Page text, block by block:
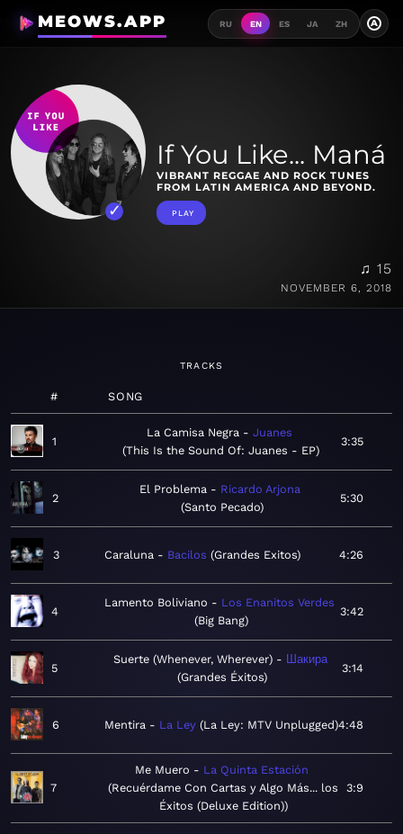
MEOWS.APP RU EN ES JA ZH A
If You Like... Maná
VIBRANT REGGAE AND ROCK TUNES
FROM LATIN AMERICA AND BEYOND.
PLAY
♫ 15
NOVEMBER 6, 2018
TRACKS
# SONG
1
La Camisa Negra
Juanes
This Is the Sound Of: Juanes - EP
3:35
2
El Problema
Ricardo Arjona
Santo Pecado
5:30
3 Caraluna Bacilos Grandes Exitos 4:26
4
Lamento Boliviano
Los Enanitos Verdes
Big Bang
3:42
5
Suerte (Whenever, Wherever)
Шакира
Grandes Éxitos
3:14
6 Mentira La Ley La Ley: MTV Unplugged 4:48
7
Me Muero
La Quinta Estación
Recuérdame Con Cartas y Algo Más... los
Éxitos (Deluxe Edition)
3:9